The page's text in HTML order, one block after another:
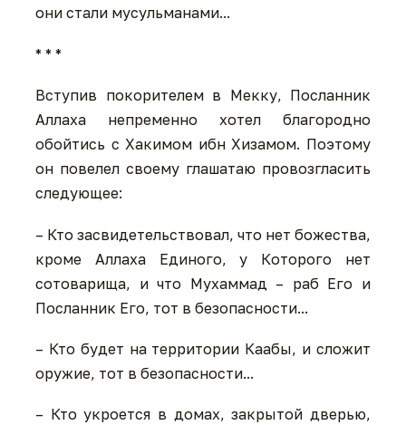
они стали мусульманами...
* * *
Вступив покорителем в Мекку, Посланник
Аллаха непременно хотел благородно
обойтись с Хакимом ибн Хизамом. Поэтому
он повелел своему глашатаю провозгласить
следующее:
– Кто засвидетельствовал, что нет божества,
кроме Аллаха Единого, у Которого нет
сотоварища, и что Мухаммад – раб Его и
Посланник Его, тот в безопасности...
– Кто будет на территории Каабы, и сложит
оружие, тот в безопасности...
– Кто укроется в домах, закрытой дверью,